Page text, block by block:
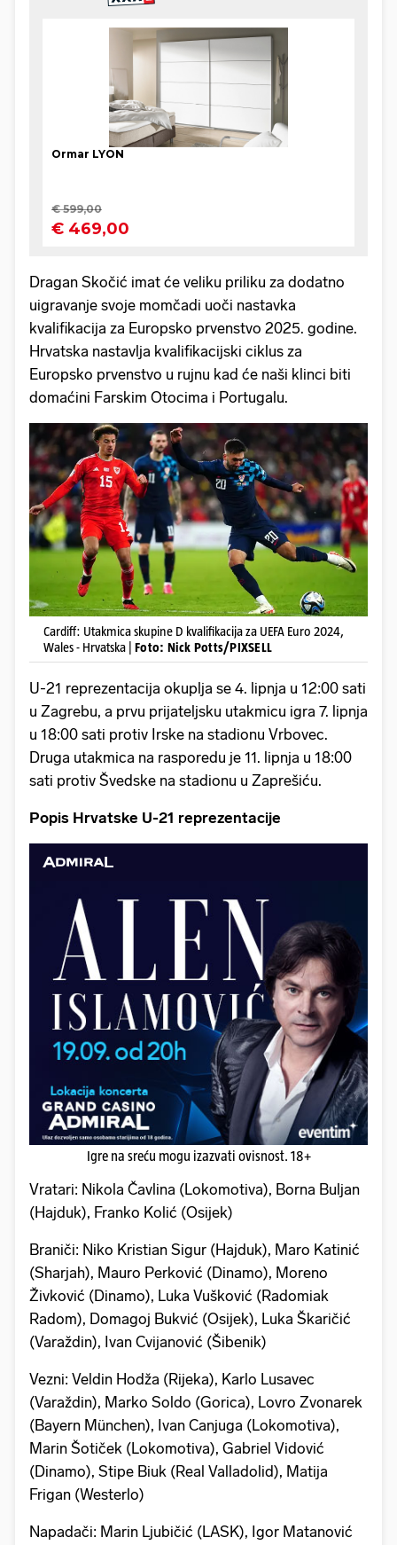
Dragan Skočić imat će veliku priliku za dodatno
uigravanje svoje momčadi uoči nastavka
kvalifikacija za Europsko prvenstvo 2025. godine.
Hrvatska nastavlja kvalifikacijski ciklus za
Europsko prvenstvo u rujnu kad će naši klinci biti
domaćini Farskim Otocima i Portugalu.
Cardiff: Utakmica skupine D kvalifikacija za UEFA Euro 2024,
Wales - Hrvatska | Foto: Nick Potts/PIXSELL
U-21 reprezentacija okuplja se 4. lipnja u 12:00 sati
u Zagrebu, a prvu prijateljsku utakmicu igra 7. lipnja
u 18:00 sati protiv Irske na stadionu Vrbovec.
Druga utakmica na rasporedu je 11. lipnja u 18:00
sati protiv Švedske na stadionu u Zaprešiću.
Popis Hrvatske U-21 reprezentacije
Igre na sreću mogu izazvati ovisnost. 18+
Vratari: Nikola Čavlina (Lokomotiva), Borna Buljan
(Hajduk), Franko Kolić (Osijek)
Braniči: Niko Kristian Sigur (Hajduk), Maro Katinić
(Sharjah), Mauro Perković (Dinamo), Moreno
Živković (Dinamo), Luka Vušković (Radomiak
Radom), Domagoj Bukvić (Osijek), Luka Škaričić
(Varaždin), Ivan Cvijanović (Šibenik)
Vezni: Veldin Hodža (Rijeka), Karlo Lusavec
(Varaždin), Marko Soldo (Gorica), Lovro Zvonarek
(Bayern München), Ivan Canjuga (Lokomotiva),
Marin Šotiček (Lokomotiva), Gabriel Vidović
(Dinamo), Stipe Biuk (Real Valladolid), Matija
Frigan (Westerlo)
Napadači: Marin Ljubičić (LASK), Igor Matanović